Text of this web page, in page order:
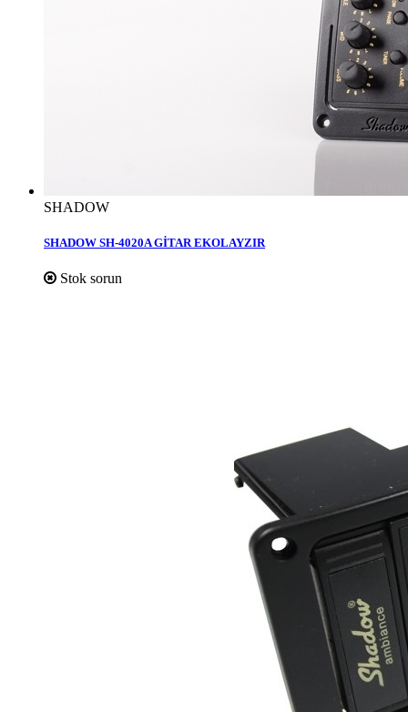
SHADOW
SHADOW SH-4020A GİTAR EKOLAYZIR
Stok sorun